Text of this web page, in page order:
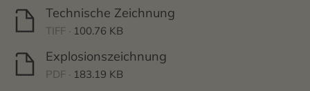
Technische Zeichnung
TIFF · 100.76 KB
Explosionszeichnung
PDF · 183.19 KB